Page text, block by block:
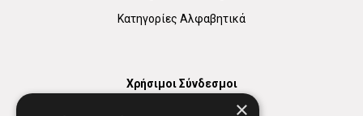
Κατηγορίες Αλφαβητικά
Χρήσιμοι Σύνδεσμοι
×